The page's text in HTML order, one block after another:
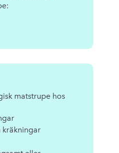
matstrupe hos
kräkningar